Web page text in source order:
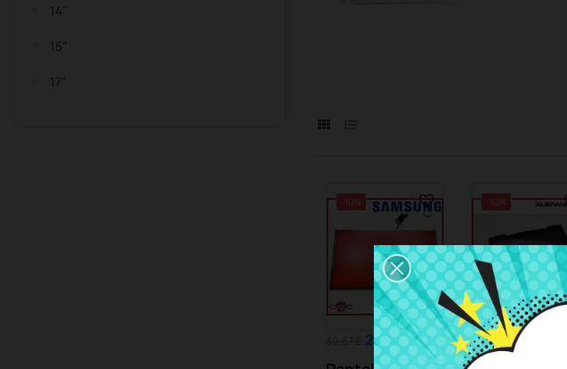
14"
15"
17"
-10%
27,60 €
-10%
38,36 € 34,52 €